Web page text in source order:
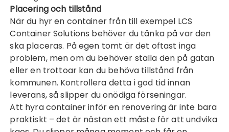
Placering och tillstånd
När du hyr en container från till exempel LCS
Container Solutions behöver du tänka på var den
ska placeras. På egen tomt är det oftast inga
problem, men om du behöver ställa den på gatan
eller en trottoar kan du behöva tillstånd från
kommunen. Kontrollera detta i god tid innan
leverans, så slipper du onödiga förseningar.
Att hyra container inför en renovering är inte bara
praktiskt – det är nästan ett måste för att undvika